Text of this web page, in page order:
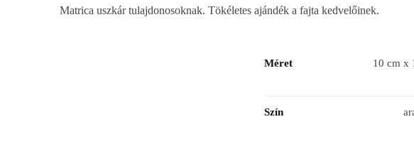
Matrica uszkár tulajdonosoknak. Tökéletes ajándék a fajta kedvelőinek.
Méret
10 cm x
Szín